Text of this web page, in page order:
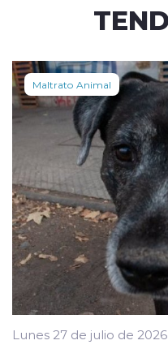
Maltrato Animal
Lunes 27 de julio de 2026